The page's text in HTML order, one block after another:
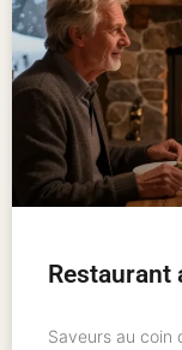
Saveurs au coin